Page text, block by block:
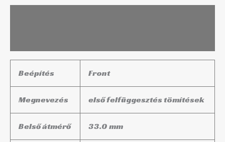
Beépítés Front
Megnevezés első felfüggesztés tömítések
Belső átmérő 33.0 mm